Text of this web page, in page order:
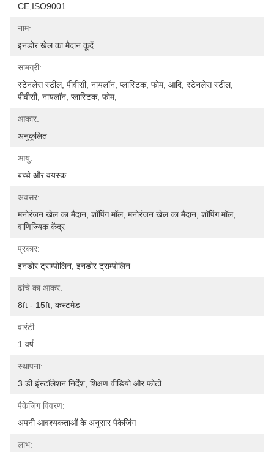
CE,ISO9001
नाम:
इनडोर खेल का मैदान कूदें
सामग्री:
स्टेनलेस स्टील, पीवीसी, नायलॉन, प्लास्टिक, फोम, आदि, स्टेनलेस स्टील,
पीवीसी, नायलॉन, प्लास्टिक, फोम,
आकार:
अनुकूलित
आयु:
बच्चे और वयस्क
अवसर:
मनोरंजन खेल का मैदान, शॉपिंग मॉल, मनोरंजन खेल का मैदान, शॉपिंग मॉल,
वाणिज्यिक केंद्र
प्रकार:
इनडोर ट्राम्पोलिन, इनडोर ट्राम्पोलिन
ढांचे का आकर:
8ft - 15ft, कस्टमेड
वारंटी:
1 वर्ष
स्थापना:
3 डी इंस्टॉलेशन निर्देश, शिक्षण वीडियो और फोटो
पैकेजिंग विवरण:
अपनी आवश्यकताओं के अनुसार पैकेजिंग
लाभ: